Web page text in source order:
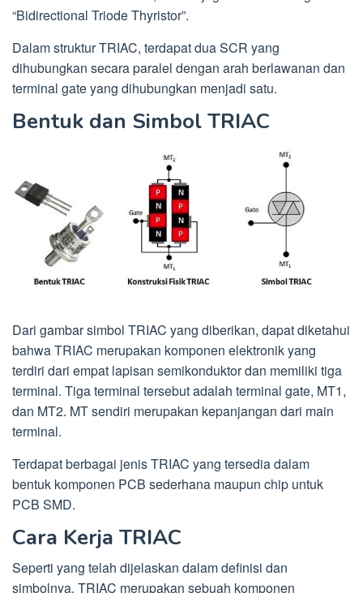
“Bidirectional Triode Thyristor”.
Dalam struktur TRIAC, terdapat dua SCR yang
dihubungkan secara paralel dengan arah berlawanan dan
terminal gate yang dihubungkan menjadi satu.
Bentuk dan Simbol TRIAC
Dari gambar simbol TRIAC yang diberikan, dapat diketahui
bahwa TRIAC merupakan komponen elektronik yang
terdiri dari empat lapisan semikonduktor dan memiliki tiga
terminal. Tiga terminal tersebut adalah terminal gate, MT1,
dan MT2. MT sendiri merupakan kepanjangan dari main
terminal.
Terdapat berbagai jenis TRIAC yang tersedia dalam
bentuk komponen PCB sederhana maupun chip untuk
PCB SMD.
Cara Kerja TRIAC
Seperti yang telah dijelaskan dalam definisi dan
simbolnya, TRIAC merupakan sebuah komponen